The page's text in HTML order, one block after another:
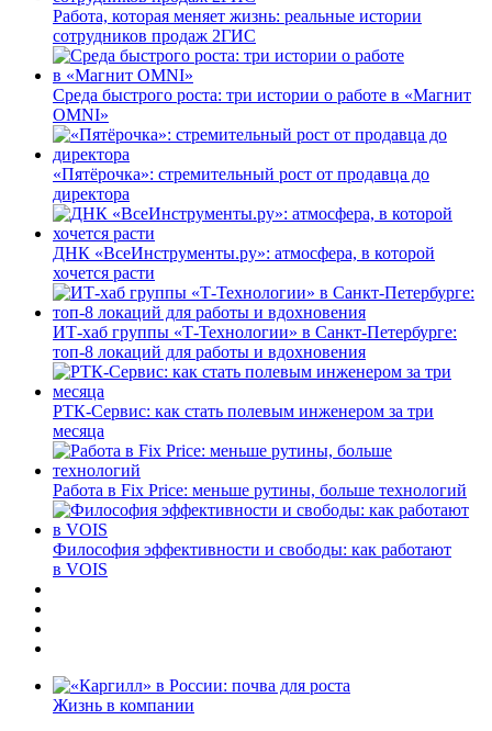
Работа, которая меняет жизнь: реальные истории
сотрудников продаж 2ГИС
Среда быстрого роста: три истории о работе в «Магнит
OMNI»
«Пятёрочка»: стремительный рост от продавца до
директора
ДНК «ВсеИнструменты.ру»: атмосфера, в которой
хочется расти
ИТ-хаб группы «Т-Технологии» в Санкт-Петербурге:
топ-8 локаций для работы и вдохновения
РТК-Сервис: как стать полевым инженером за три
месяца
Работа в Fix Price: меньше рутины, больше технологий
Философия эффективности и свободы: как работают
в VOIS
Жизнь в компании